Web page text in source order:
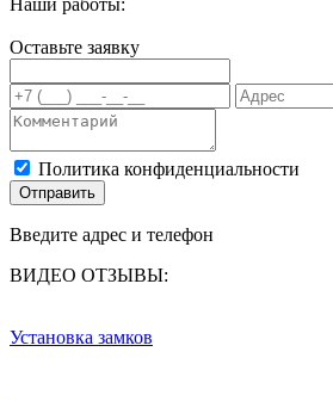
Оставьте заявку
Политика конфиденциальности
Отправить
Введите адрес и телефон
ВИДЕО ОТЗЫВЫ:
Установка замков